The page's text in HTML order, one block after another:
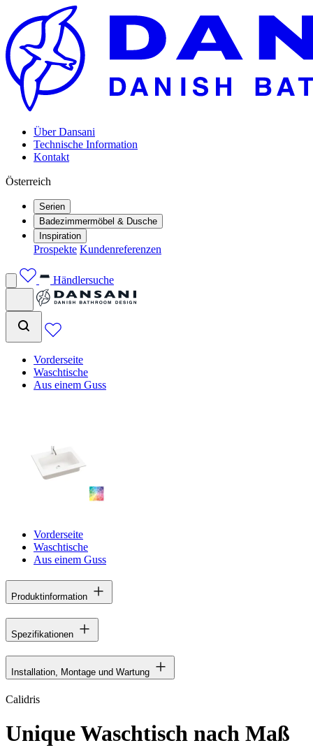
Über Dansani
Technische Information
Kontakt
Österreich
Serien
Badezimmermöbel & Dusche
Inspiration
Prospekte Kundenreferenzen
Händlersuche
Vorderseite
Waschtische
Aus einem Guss
Vorderseite
Waschtische
Aus einem Guss
Produktinformation
Spezifikationen
Installation, Montage und Wartung
Calidris
Unique Waschtisch nach Maß